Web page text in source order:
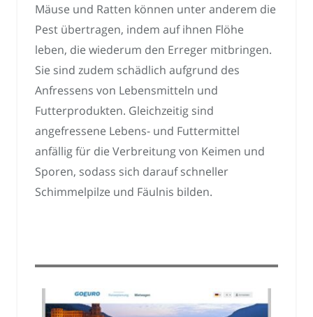
Mäuse und Ratten können unter anderem die
Pest übertragen, indem auf ihnen Flöhe
leben, die wiederum den Erreger mitbringen.
Sie sind zudem schädlich aufgrund des
Anfressens von Lebensmitteln und
Futterprodukten. Gleichzeitig sind
angefressene Lebens- und Futtermittel
anfällig für die Verbreitung von Keimen und
Sporen, sodass sich darauf schneller
Schimmelpilze und Fäulnis bilden.